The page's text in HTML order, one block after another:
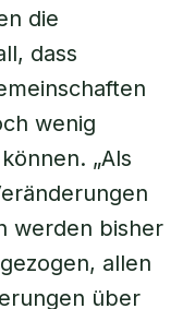
die
dass
wenig
„Als
werden bisher
allen
über